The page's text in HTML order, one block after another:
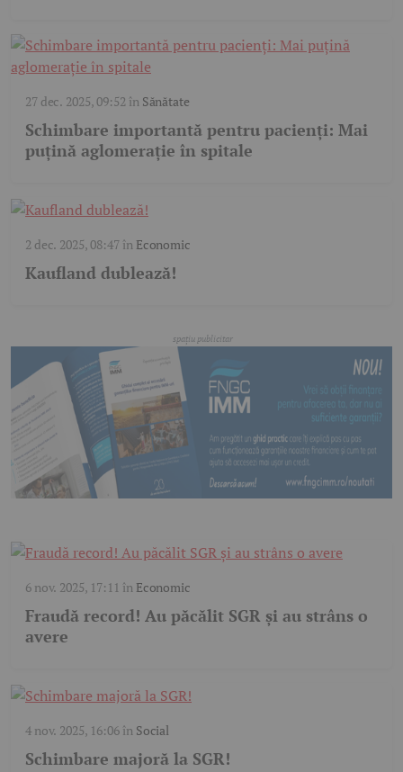
27 dec. 2025, 09:52 în Sănătate
Schimbare importantă pentru pacienți: Mai
puțină aglomerație în spitale
2 dec. 2025, 08:47în Economic
Kaufland dublează!
6 nov. 2025, 17:11 în Economic
Fraudă record! Au păcălit SGR și au strâns o
avere
4 nov. 2025, 16:06în Social
Schimbare majoră la SGR!